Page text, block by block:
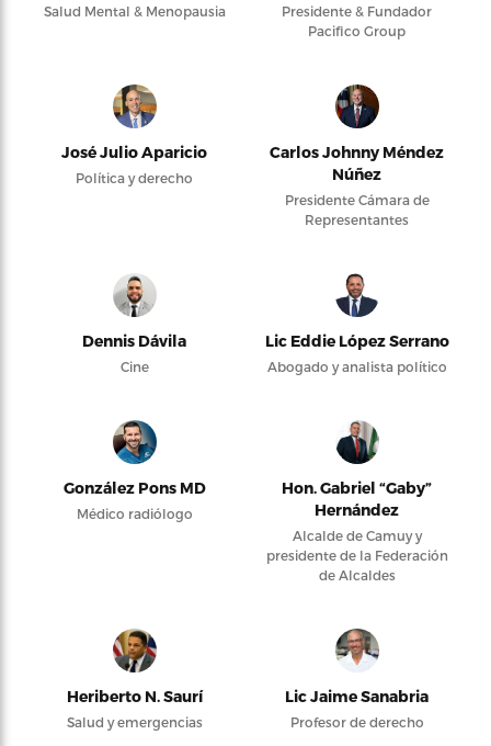
Salud Mental & Menopausia
Presidente & Fundador
Pacifico Group
José Julio Aparicio
Política y derecho
Carlos Johnny Méndez
Núñez
Presidente Cámara de
Representantes
Dennis Dávila
Cine
Lic Eddie López Serrano
Abogado y analista político
González Pons MD
Médico radiólogo
Hon. Gabriel “Gaby”
Hernández
Alcalde de Camuy y
presidente de la Federación
de Alcaldes
Heriberto N. Saurí
Salud y emergencias
Lic Jaime Sanabria
Profesor de derecho